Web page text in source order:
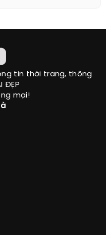
tin thời trang, thông
ĐẸP
mại!